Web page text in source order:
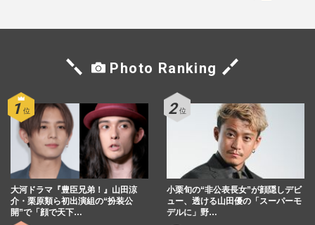
Photo Ranking
大河ドラマ『豊臣兄弟！』山田涼
介・栗原類ら初出演組の“扮装公
開”で「顔で天下…
小栗旬の“非公表長女”が顔隠しデビ
ュー、透ける山田優の「スーパーモ
デルに」野…